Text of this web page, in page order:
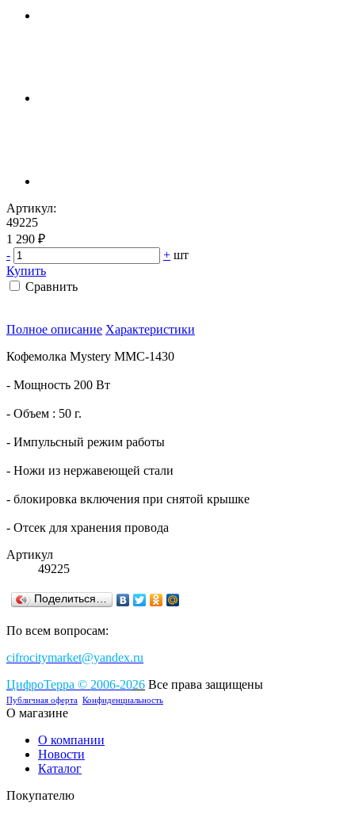
Артикул:
49225
1 290 ₽
-
+ шт
Купить
Сравнить
Полное описание Характеристики
Кофемолка Mystery MMC-1430
- Мощность 200 Вт
- Объем : 50 г.
- Импульсный режим работы
- Ножи из нержавеющей стали
- блокировка включения при снятой крышке
- Отсек для хранения провода
Артикул
49225
Поделиться…
По всем вопросам:
cifrocitymarket@yandex.ru
ЦифроТерра © 2006-2026 Все права защищены
Публичная оферта Конфиденциальность
О магазине
О компании
Новости
Каталог
Покупателю